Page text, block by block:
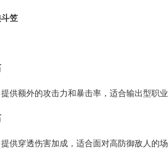
笠
额外的攻击力和暴击率，适合输出型职业
穿透伤害加成，适合面对高防御敌人的场